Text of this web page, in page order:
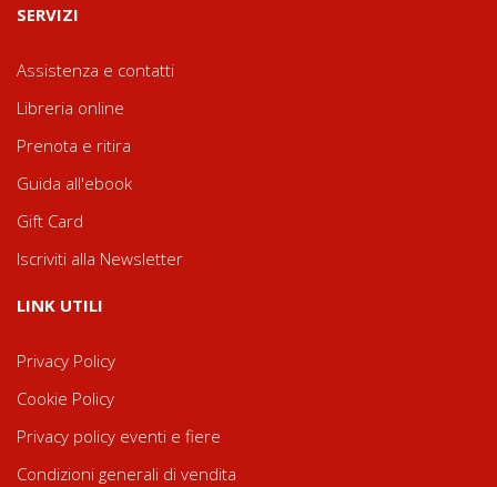
SERVIZI
Assistenza e contatti
Libreria online
Prenota e ritira
Guida all'ebook
Gift Card
Iscriviti alla Newsletter
LINK UTILI
Privacy Policy
Cookie Policy
Privacy policy eventi e fiere
Condizioni generali di vendita